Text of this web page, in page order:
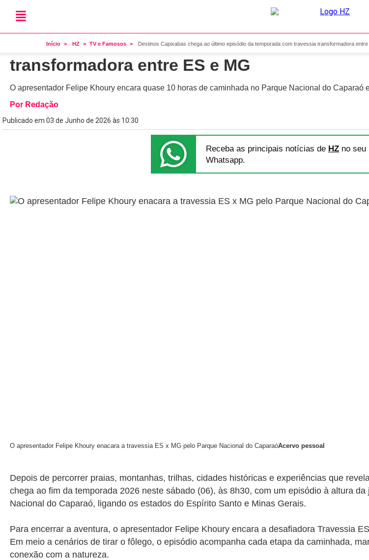
Início HZ TV e Famosos Destinos Capixabas chega ao último episódio da temporada com travessia transformadora entre
Último episódio
Destinos Capixabas chega ao último
transformadora entre ES e MG
O apresentador Felipe Khoury encara quase 10 horas de caminhada no Parque Nacional do
Por Redação
Publicado em 03 de Junho de 2026 às 10:30
Receba as principais notícias de HZ no seu
Whatsapp.
O apresentador Felipe Khoury enacara a travessia ES x MG pelo Parque Nacional do CaparaóAcervo pessoal
Depois de percorrer praias, montanhas, trilhas, cidades históricas e experiências que
chega ao fim da temporada 2026 neste sábado (06), às 8h30, com um episódio à altura da
Nacional do Caparaó, ligando os estados do Espírito Santo e Minas Gerais.
Para encerrar a aventura, o apresentador Felipe Khoury encara a desafiadora Travessia
Em meio a cenários de tirar o fôlego, o episódio acompanha cada etapa da caminhada,
conexão com a natureza.